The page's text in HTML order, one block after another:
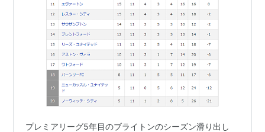
プレミアリーグ5年目のブライトンのシーズン滑り出し